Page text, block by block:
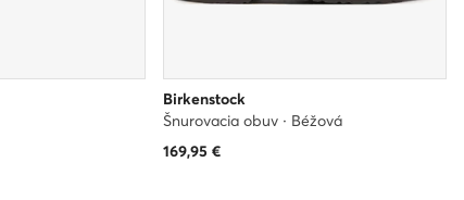
Birkenstock
Šnurovacia obuv · Béžová
169,95 €